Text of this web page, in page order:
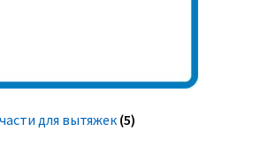
для вытяжек (5)